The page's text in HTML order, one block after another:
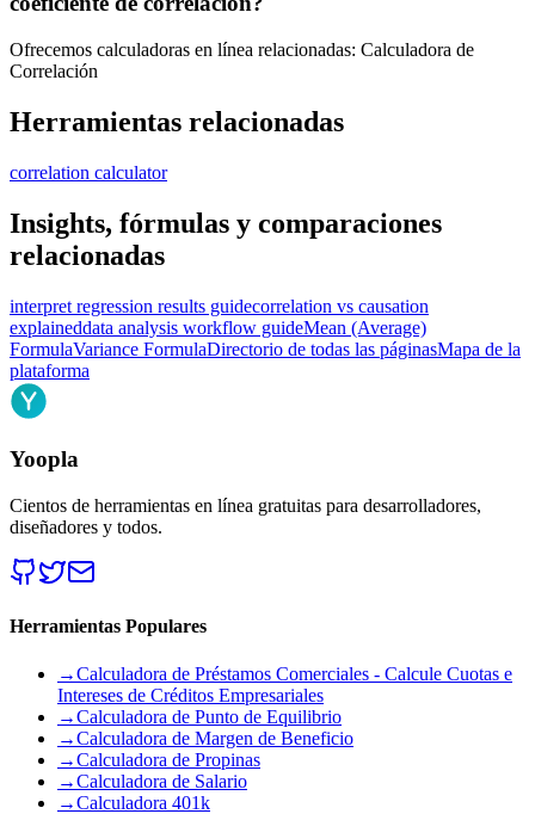
Ofrecemos calculadoras en línea relacionadas: Calculadora de
Correlación
Herramientas relacionadas
correlation calculator
Insights, fórmulas y comparaciones
relacionadas
interpret regression results guidecorrelation vs causation
explaineddata analysis workflow guideMean (Average)
FormulaVariance FormulaDirectorio de todas las páginasMapa de la
plataforma
Yoopla
Cientos de herramientas en línea gratuitas para desarrolladores,
diseñadores y todos.
Herramientas Populares
→Calculadora de Préstamos Comerciales - Calcule Cuotas e
Intereses de Créditos Empresariales
→Calculadora de Punto de Equilibrio
→Calculadora de Margen de Beneficio
→Calculadora de Propinas
→Calculadora de Salario
→Calculadora 401k